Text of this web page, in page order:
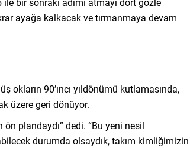
ayağa kalkacak ve tırmanmaya devam
90’ıncı yıldönümü kutlamasında,
üzere geri dönüyor.
plandaydı” dedi. “Bu yeni nesil
durumda olsaydık, takım kimliğimizin